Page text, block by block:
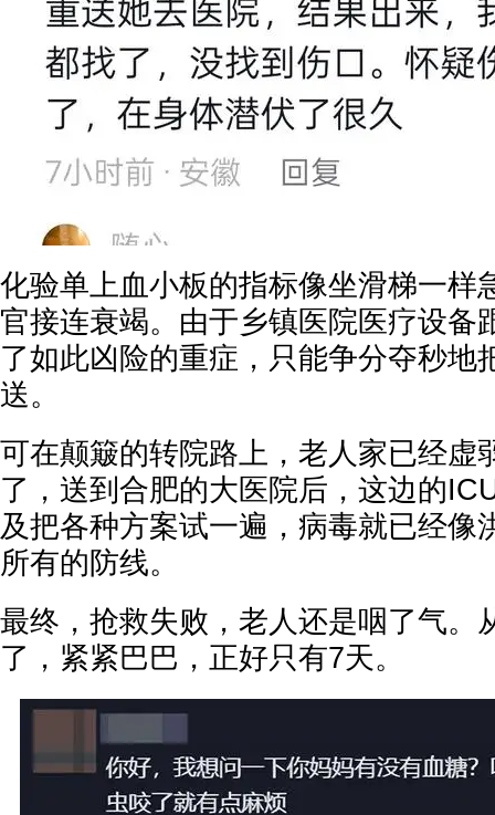
化验单上血小板的指标像坐滑梯一样
官接连衰竭。由于乡镇医院医疗设备
了如此凶险的重症，只能争分夺秒地
送。
可在颠簸的转院路上，老人家已经虚
了，送到合肥的大医院后，这边的
及把各种方案试一遍，病毒就已经像
所有的防线。
最终，抢救失败，老人还是咽了气。
了，紧紧巴巴，正好只有7天。